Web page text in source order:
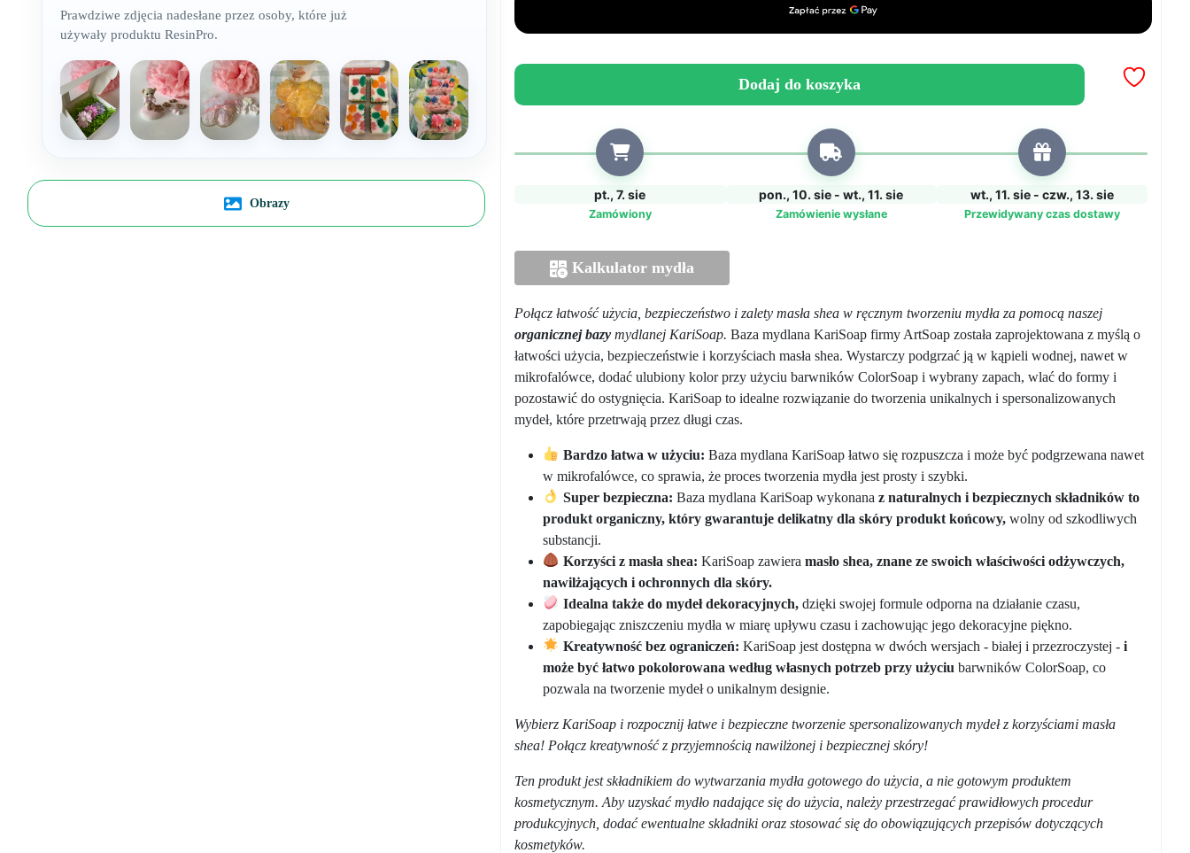
Prawdziwe zdjęcia nadesłane przez osoby, które już
używały produktu ResinPro.
Obrazy
Mydeł
Masłem
Shea
Dodaj do koszyka
pt., 7. sie
Zamówiony
pon., 10. sie - wt., 11. sie
Zamówienie wysłane
wt., 11. sie - czw., 13. sie
Przewidywany czas dostawy
Kalkulator mydła
Połącz łatwość użycia, bezpieczeństwo i zalety masła shea w ręcznym tworzeniu mydła za pomocą naszej
organicznej bazy mydlanej KariSoap. Baza mydlana KariSoap firmy ArtSoap została zaprojektowana z myślą o
łatwości użycia, bezpieczeństwie i korzyściach masła shea. Wystarczy podgrzać ją w kąpieli wodnej, nawet w
mikrofalówce, dodać ulubiony kolor przy użyciu barwników ColorSoap i wybrany zapach, wlać do formy i
pozostawić do ostygnięcia. KariSoap to idealne rozwiązanie do tworzenia unikalnych i spersonalizowanych
mydeł, które przetrwają przez długi czas.
Bardzo łatwa w użyciu: Baza mydlana KariSoap łatwo się rozpuszcza i może być podgrzewana nawet
w mikrofalówce, co sprawia, że proces tworzenia mydła jest prosty i szybki.
Super bezpieczna: Baza mydlana KariSoap wykonana z naturalnych i bezpiecznych składników to
produkt organiczny, który gwarantuje delikatny dla skóry produkt końcowy, wolny od szkodliwych
substancji.
Korzyści z masła shea: KariSoap zawiera masło shea, znane ze swoich właściwości odżywczych,
nawilżających i ochronnych dla skóry.
Idealna także do mydeł dekoracyjnych,dzięki swojej formule odporna na działanie czasu,
zapobiegając zniszczeniu mydła w miarę upływu czasu i zachowując jego dekoracyjne piękno.
Kreatywność bez ograniczeń: KariSoap jest dostępna w dwóch wersjach - białej i przezroczystej -i
może być łatwo pokolorowana według własnych potrzeb przy użyciu barwników ColorSoap, co
pozwala na tworzenie mydeł o unikalnym designie.
Wybierz KariSoap i rozpocznij łatwe i bezpieczne tworzenie spersonalizowanych mydeł z korzyściami masła
shea! Połącz kreatywność z przyjemnością nawilżonej i bezpiecznej skóry!
Ten produkt jest składnikiem do wytwarzania mydła gotowego do użycia, a nie gotowym produktem
kosmetycznym. Aby uzyskać mydło nadające się do użycia, należy przestrzegać prawidłowych procedur
produkcyjnych, dodać ewentualne składniki oraz stosować się do obowiązujących przepisów dotyczących
kosmetyków.